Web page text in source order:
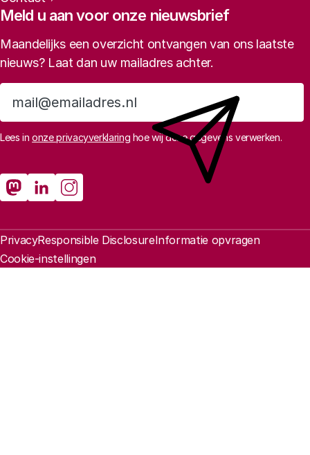
Meld u aan voor onze nieuwsbrief
Maandelijks een overzicht ontvangen van ons laatste
nieuws? Laat dan uw mailadres achter.
Aanmelden
Lees inonze privacyverklaring hoe wij deze gegevens verwerken.
Sociale media
Rathenau Mastodon
Rathenau LinkedIn
Rathenau Instagram
Juridische informatie
PrivacyResponsible DisclosureInformatie opvragen
Cookie-instellingen